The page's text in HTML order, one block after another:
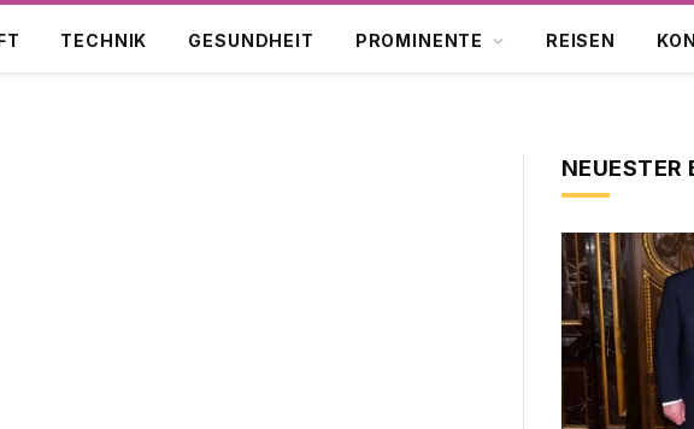
TECHNIK GESUNDHEIT PROMINENTE REISEN
NEUESTER